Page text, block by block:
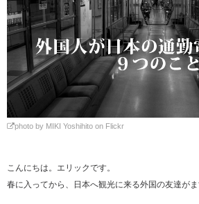
photo by MIKI Yoshihito on Flickr
こんにちは。エリックです。
春に入ってから、日本へ観光に来る外国の友達がま